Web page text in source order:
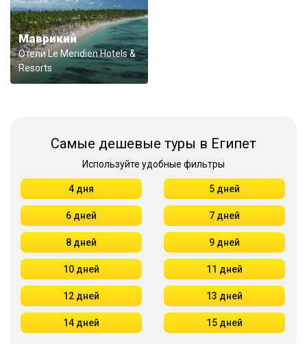
Маврикий
Отели Le Meridien Hotels &
Resorts
Самые дешевые туры в Египет
Используйте удобные фильтры
4 дня 5 дней
6 дней 7 дней
8 дней 9 дней
10 дней 11 дней
12 дней 13 дней
14 дней 15 дней